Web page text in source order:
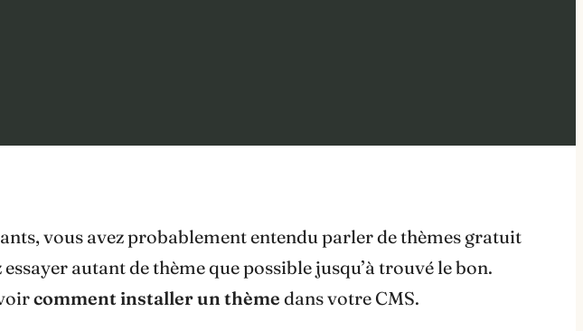
vous avez probablement entendu parler de thèmes gratuit
autant de thème que possible jusqu’à trouvé le bon.
comment installer un thème dans votre CMS.